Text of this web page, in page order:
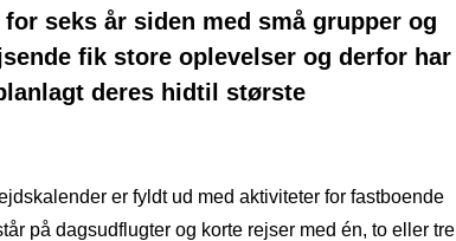
seks år siden med små grupper og
fik store oplevelser og derfor har
deres hidtil største
er fyldt ud med aktiviteter for fastboende
på dagsudflugter og korte rejser med én, to eller tre